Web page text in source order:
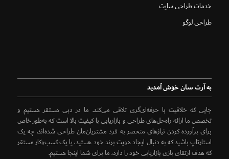
خدمات طراحی سایت
طراحی لوگو
به آرت سان خوش آمدید
جایی که خلاقیت با حرفه‌ای‌گری تلاقی می‌کند. ما در دبی مستقر هستیم و
تخصص ما ارائه راه‌حل‌های طراحی و بازاریابی با کیفیت بالا است که به‌طور خاص
برای برآورده کردن نیازهای منحصر به فرد مشتریان‌مان طراحی شده‌اند. چه یک
استارتاپ باشید که به دنبال ایجاد هویت برند خود هستید، یا یک کسب‌وکار مستقر
که هدف ارتقای بازی بازاریابی خود را دارد، ما برای شما اینجا هستیم.